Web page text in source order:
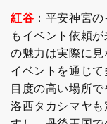
紅谷 ：平安神宮
もイベント依頼
の魅力は実際に見
イベントを通じ
目度の高い場所
洛西タカシマヤも